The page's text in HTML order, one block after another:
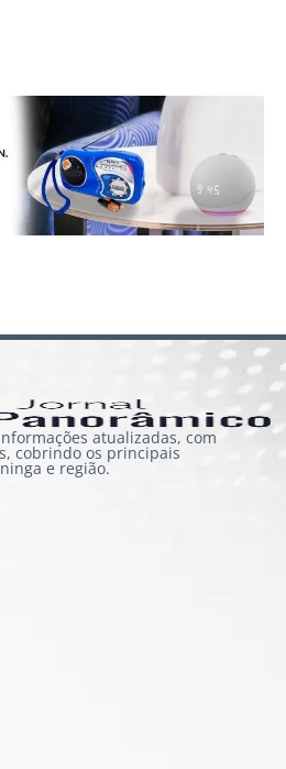
atualizadas, com
cobrindo os principais
e região.